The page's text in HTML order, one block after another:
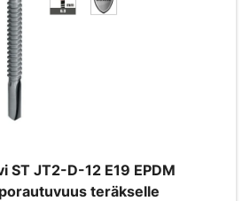
ST JT2-D-12 E19 EPDM
teräkselle